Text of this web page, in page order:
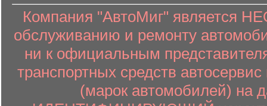
Компания "АвтоМиг" является
обслуживанию и ремонту
ни к официальным
транспортных средств
(марок автомобилей) на